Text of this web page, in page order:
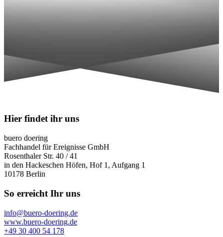
Hier findet ihr uns
buero doering
Fachhandel für Ereignisse GmbH
Rosenthaler Str. 40 / 41
in den Hackeschen Höfen, Hof 1, Aufgang 1
10178 Berlin
So erreicht Ihr uns
info@buero-doering.de
www.buero-doering.de
+49 30 400 54 178